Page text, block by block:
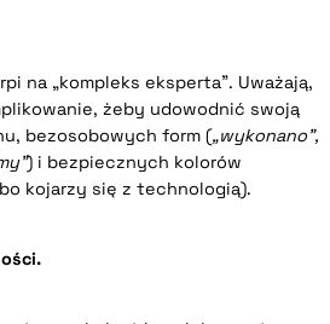
na „kompleks eksperta”. Uważają,
żeby udowodnić swoją
bezosobowych form („wykonano”,
) i bezpiecznych kolorów
kojarzy się z technologią).